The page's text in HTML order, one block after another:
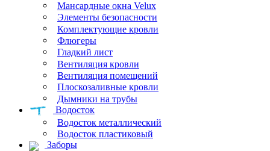
Мансардные окна Velux
Элементы безопасности
Комплектующие кровли
Флюгеры
Гладкий лист
Вентиляция кровли
Вентиляция помещений
Плоскозаливные кровли
Дымники на трубы
Водосток
Водосток металлический
Водосток пластиковый
Заборы